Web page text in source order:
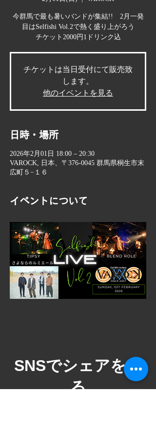
今群馬で最も暑いバンドが集結!! 2月一発
目はSelfishi Vol.2で熱く盛り上がろう
チケット2000円1ドリンク込
チケットは当日受付にて販売致
します。
他のイベントを見る
日時・場所
2026年2月01日 18:00 – 20:30
VAROCK, 日本、〒376-0045 群馬県桐生市末
広町５−１６
イベントについて
​SNSでシェアをす
る